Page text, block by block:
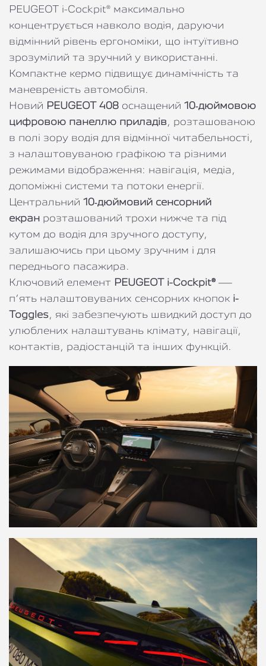
PEUGEOT i-Cockpit® максимально
концентрується навколо водія, даруючи
відмінний рівень ергономіки, що інтуїтивно
зрозумілий та зручний у використанні.
Компактне кермо підвищує динамічність та
маневреність автомобіля.
Новий PEUGEOT 408 оснащений 10‑дюймовою
цифровою панеллю приладів, розташованою
в полі зору водія для відмінної читабельності,
з налаштовуваною графікою та різними
режимами відображення: навігація, медіа,
допоміжні системи та потоки енергії.
Центральний 10‑дюймовий сенсорний
екран розташований трохи нижче та під
кутом до водія для зручного доступу,
залишаючись при цьому зручним і для
переднього пасажира.
Ключовий елемент PEUGEOT i-Cockpit® —
п’ять налаштовуваних сенсорних кнопок i-
Toggles, які забезпечують швидкий доступ до
улюблених налаштувань клімату, навігації,
контактів, радіостанцій та інших функцій.